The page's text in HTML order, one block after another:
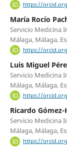
https://
María Rocío
Servicio Medicina
Málaga, Málaga,
https://
Luis Miguel
Servicio Medicina
Málaga, Málaga,
https://
Ricardo
Servicio Medicina
Málaga, Málaga,
https://